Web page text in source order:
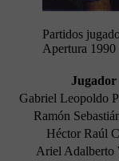
Partidos
Apertura 1990
Jugador
Gabriel Leopoldo
Ramón
Héctor Raúl
Ariel Adalberto